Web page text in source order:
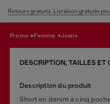
Retours gratuits. Livraison gratuite
promo femme jeans
DESCRIPTION, TAILLES ET
Description du produit
Short en denim à cinq